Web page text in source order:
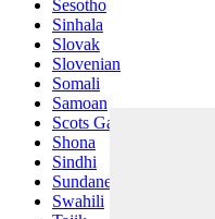
Sesotho
Sinhala
Slovak
Slovenian
Somali
Samoan
Scots Gaelic
Shona
Sindhi
Sundanese
Swahili